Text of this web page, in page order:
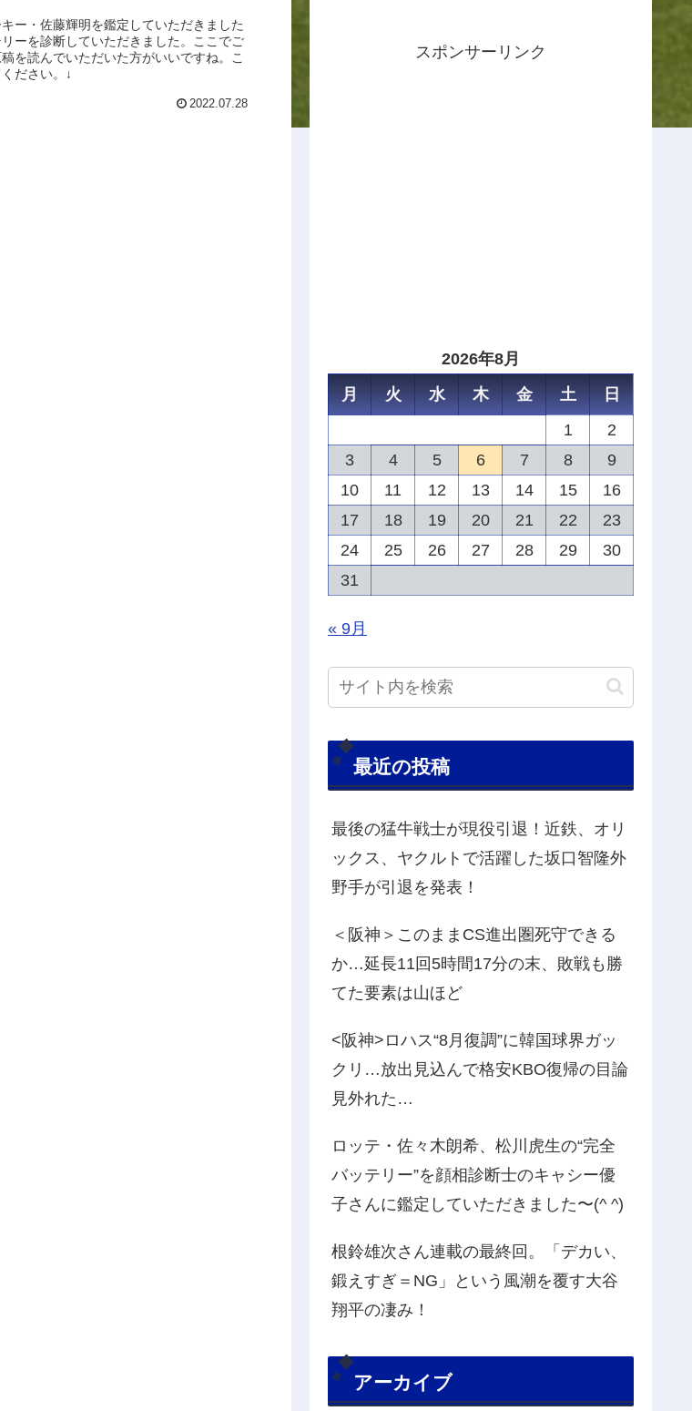
ー・佐藤輝明を鑑定していただきました
ーを診断していただきました。ここでご
を読んでいただいた方がいいですね。こ
ださい。↓
2022.07.28
スポンサーリンク
2026年8月
月
火 水 木 金 土
日
1
2
3
4 5 6 7 8
9
10
11 12 13 14 15
16
17
18 19 20 21 22
23
24
25 26 27 28 29
30
31
« 9月
最近の投稿
最後の猛牛戦士が現役引退！近鉄、オリ
ックス、ヤクルトで活躍した坂口智隆外
野手が引退を発表！
＜阪神＞このままCS進出圏死守できる
か…延長11回5時間17分の末、敗戦も勝
てた要素は山ほど
<阪神>ロハス“8月復調”に韓国球界ガッ
クリ…放出見込んで格安KBO復帰の目論
見外れた…
ロッテ・佐々木朗希、松川虎生の“完全
バッテリー”を顔相診断士のキャシー優
子さんに鑑定していただきました〜(^ ^)
根鈴雄次さん連載の最終回。「デカい、
鍛えすぎ＝NG」という風潮を覆す大谷
翔平の凄み！
アーカイブ